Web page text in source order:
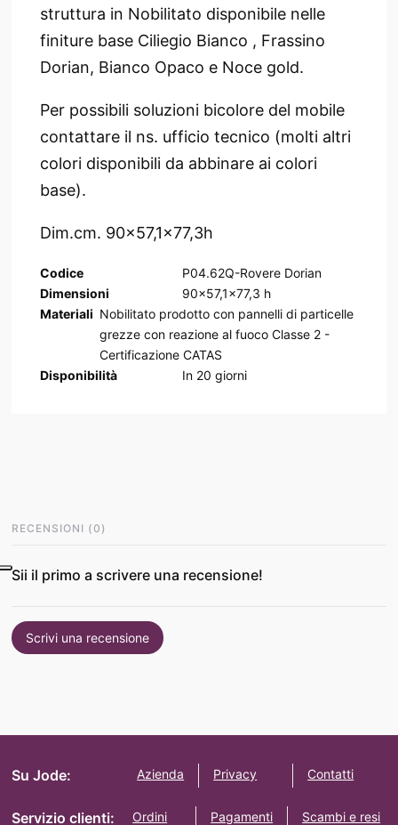
struttura in Nobilitato disponibile nelle
finiture base Ciliegio Bianco , Frassino
Dorian, Bianco Opaco e Noce gold.
Per possibili soluzioni bicolore del mobile
contattare il ns. ufficio tecnico (molti altri
colori disponibili da abbinare ai colori
base).
Dim.cm. 90x57,1x77,3h
Codice
P04.62Q-Rovere Dorian
Dimensioni
90x57,1x77,3 h
Materiali Nobilitato prodotto con pannelli di particelle
grezze con reazione al fuoco Classe 2 -
Certificazione CATAS
Disponibilità
In 20 giorni
RECENSIONI (0 )
Sii il primo a scrivere una recensione!
Scrivi una recensione
Su Jode: Azienda Privacy Contatti
Servizio clienti: Ordini Pagamenti Scambi e resi